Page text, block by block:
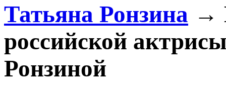
Татьяна Ронзина →
российской
Ронзиной